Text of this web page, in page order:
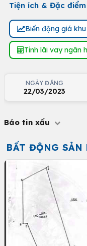
Tiện ích & Đặc điểm
Biến động giá
Tính lãi vay ngân
NGÀY ĐĂNG
22/03/2023
Báo tin xấu
BẤT ĐỘNG SẢN